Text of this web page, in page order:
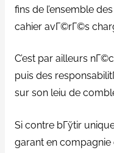
fins de l’ensemble
cahier avГ©rГ©s
C’est par ailleurs
puis des
sur son leiu de
Si contre bГўtir
garant en